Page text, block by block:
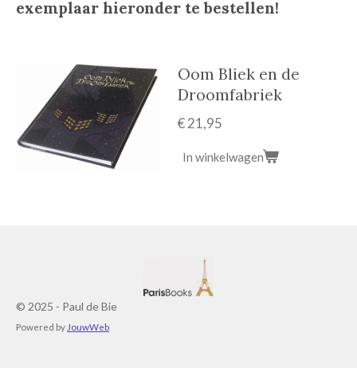
exemplaar hieronder te bestellen!
Oom Bliek en de
Droomfabriek
€ 21,95
In winkelwagen
© 2025 - Paul de Bie
Powered by JouwWeb